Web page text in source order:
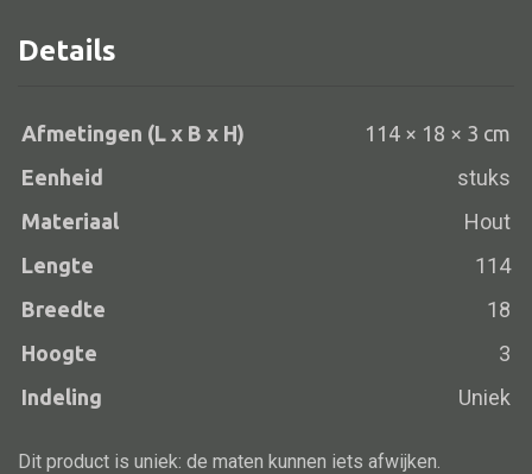
Vloerlamp
Wandlamp
Lampenkappen
paneel
aantal
Details
Afmetingen (L x B x H)
114 × 18 × 3 cm
Eenheid
stuks
Materiaal Hout
Lengte 114
Breedte 18
Hoogte 3
Indeling Uniek
Dit product is uniek: de maten kunnen iets afwijken.